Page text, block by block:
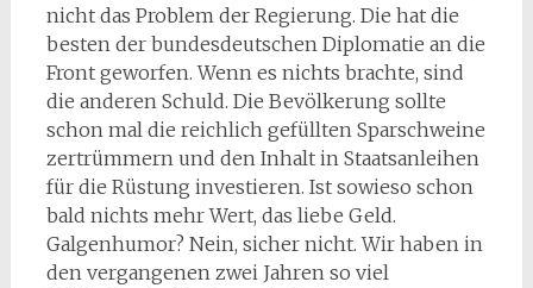
nicht das Problem der Regierung. Die hat die
besten der bundesdeutschen Diplomatie an die
Front geworfen. Wenn es nichts brachte, sind
die anderen Schuld. Die Bevölkerung sollte
schon mal die reichlich gefüllten Sparschweine
zertrümmern und den Inhalt in Staatsanleihen
für die Rüstung investieren. Ist sowieso schon
bald nichts mehr Wert, das liebe Geld.
Galgenhumor? Nein, sicher nicht. Wir haben in
den vergangenen zwei Jahren so viel